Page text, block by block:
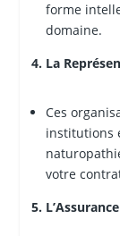
forme
domaine.
4. La
Ces
institutions
votre
5.